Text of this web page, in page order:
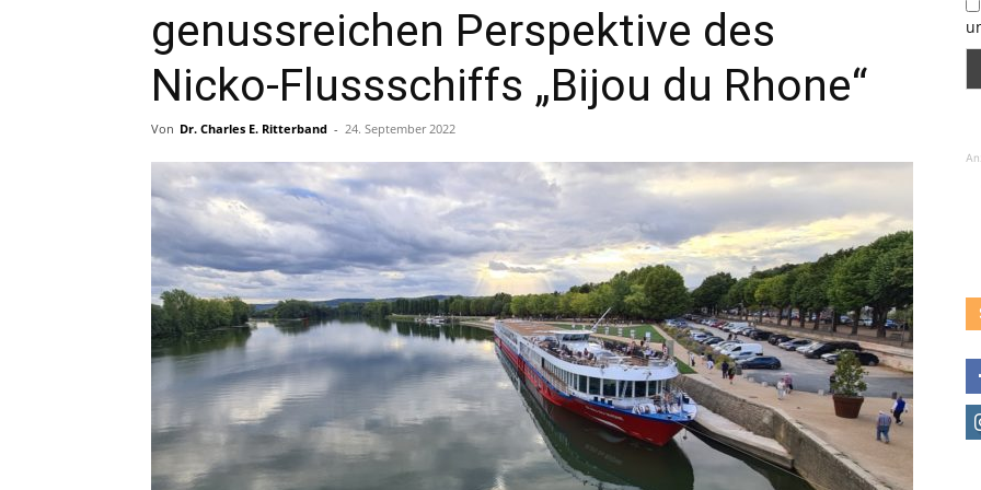
genussreichen Perspektive des
Nicko-Flussschiffs „Bijou du Rhone“
Von Dr. Charles E. Ritterband - 24. September 2022